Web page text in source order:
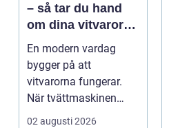
– så tar du hand
om dina vitvaror
på rätt sätt
En modern vardag
bygger på att
vitvarorna fungerar.
När tvättmaskinen
stannar, diskm...
02 augusti 2026